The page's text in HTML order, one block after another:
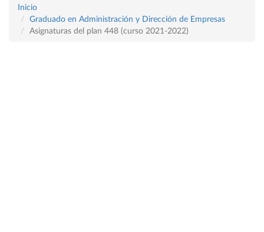
Inicio
Graduado en Administración y Dirección de Empresas
Asignaturas del plan 448 (curso 2021-2022)